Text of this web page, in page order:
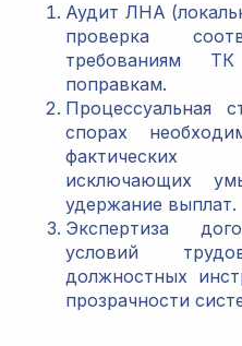
Аудит ЛНА
проверка
требованиям
поправкам.
Процессуальная
спорах
фактических
исключающих
удержание выплат.
Экспертиза
условий
должностных
прозрачности